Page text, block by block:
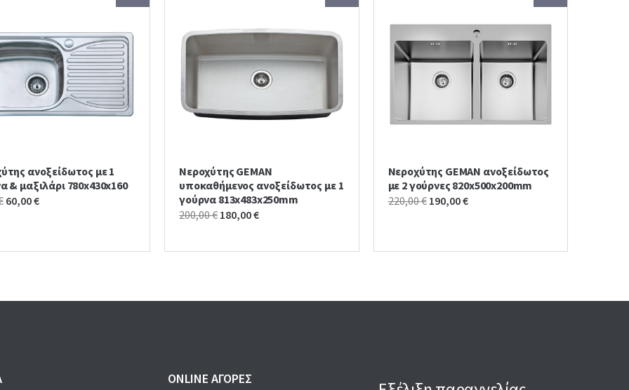
ανοξείδωτος με 1
& μαξιλάρι 780x430x160
Original
70,00 €.
60,00€Current
60,00 €.
Νεροχύτης GEMAN
υποκαθήμενος ανοξείδωτος με 1
γούρνα 813x483x250mm
200,00€ Original
180,00€Current
Νεροχύτης GEMAN ανοξείδωτος
με 2 γούρνες 820x500x200mm
220,00€ Original
220,00 €.
190,00€Current
190,00 €.
ONLINE ΑΓΟΡΕΣ